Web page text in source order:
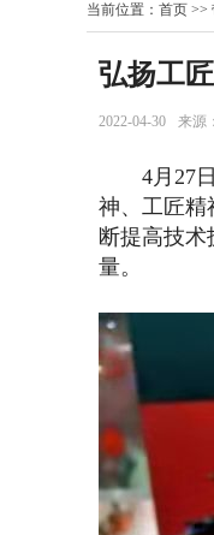
当前位置： 首页 >>
弘扬工
2022-04-30 来源
4月27日
神、工匠精
断提高技
量。